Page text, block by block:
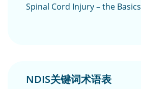
Spinal Cord Injury – the Basics
NDIS关键词术语表